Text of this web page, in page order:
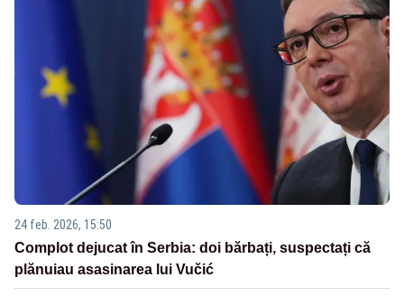
24 feb. 2026, 15:50
Complot dejucat în Serbia: doi bărbați, suspectați că
plănuiau asasinarea lui Vučić